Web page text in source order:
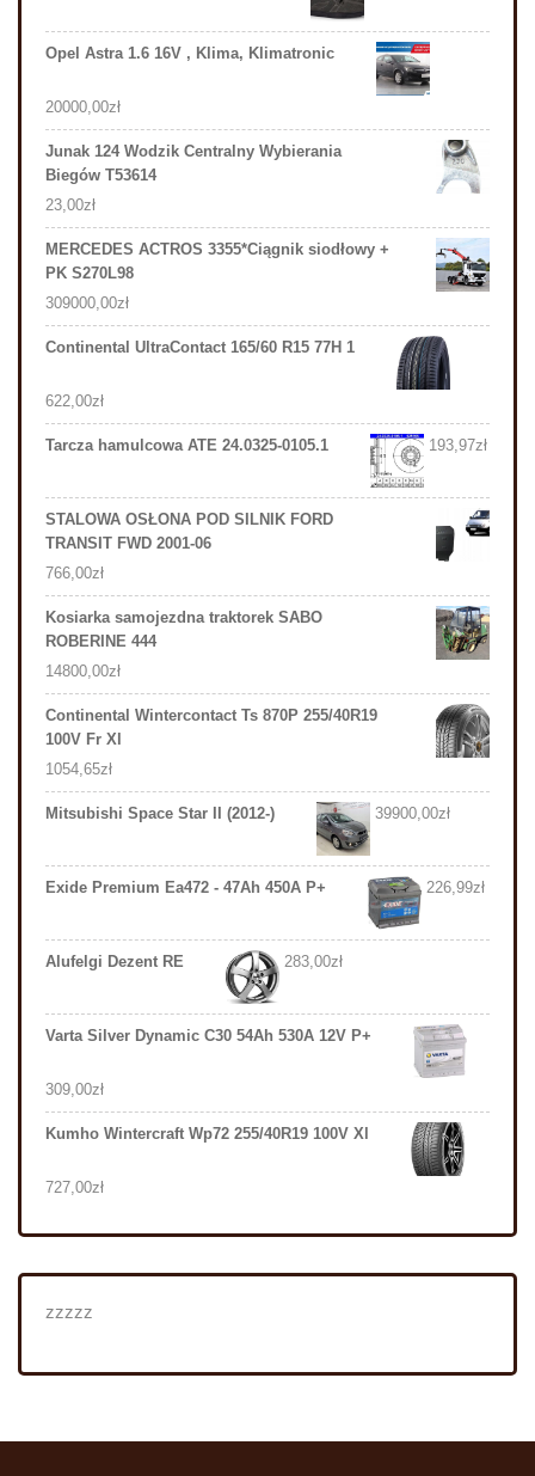
Opel Astra 1.6 16V , Klima, Klimatronic
20000,00zł
Junak 124 Wodzik Centralny Wybierania
Biegów T53614
23,00zł
MERCEDES ACTROS 3355*Ciągnik siodłowy +
PK S270L98
309000,00zł
Continental UltraContact 165/60 R15 77H 1
622,00zł
Tarcza hamulcowa ATE 24.0325-0105.1 193,97zł
STALOWA OSŁONA POD SILNIK FORD
TRANSIT FWD 2001-06
766,00zł
Kosiarka samojezdna traktorek SABO
ROBERINE 444
14800,00zł
Continental Wintercontact Ts 870P 255/40R19
100V Fr Xl
1054,65zł
Mitsubishi Space Star II (2012-) 39900,00zł
Exide Premium Ea472 - 47Ah 450A P+ 226,99zł
Alufelgi Dezent RE 283,00zł
Varta Silver Dynamic C30 54Ah 530A 12V P+
309,00zł
Kumho Wintercraft Wp72 255/40R19 100V Xl
727,00zł
zzzzz